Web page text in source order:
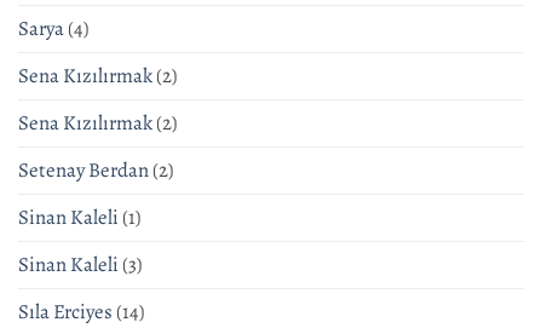
Sarya(4)
Sena Kızılırmak(2)
Sena Kızılırmak(2)
Setenay Berdan(2)
Sinan Kaleli (1)
Sinan Kaleli (3)
Sıla Erciyes (14)